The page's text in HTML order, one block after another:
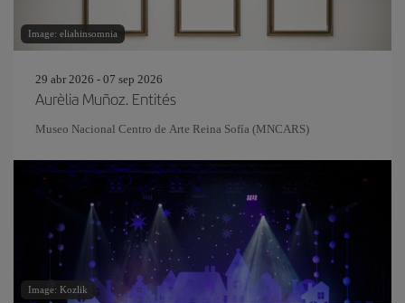
Image: eliahinsomnia
29 abr 2026 - 07 sep 2026
Aurèlia Muñoz. Entités
Museo Nacional Centro de Arte Reina Sofía (MNCARS)
Image: Kozlik